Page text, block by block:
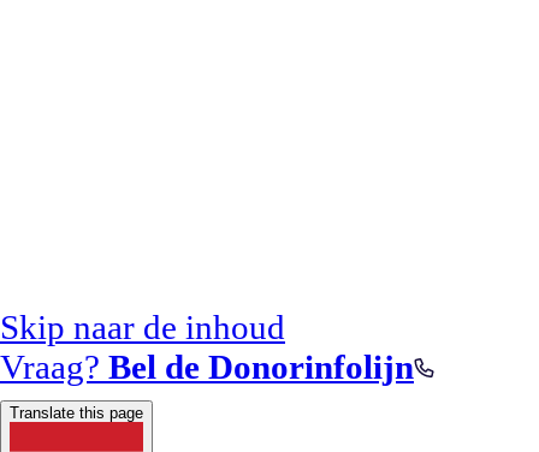
Skip naar de inhoud
Vraag? Bel de Donorinfolijn
Translate this page